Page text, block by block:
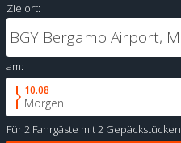
Zielort:
am:
10.08
Morgen
Für2 Fahrgäste mit2 Gepäckstücken